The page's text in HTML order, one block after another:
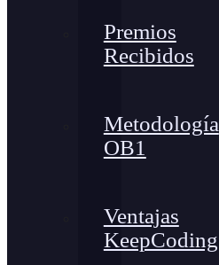
Premios
Recibidos
Metodología
OB1
Ventajas
KeepCoding